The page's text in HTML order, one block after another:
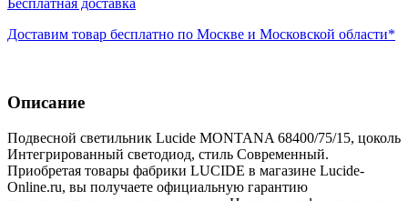
Бесплатная доставка
Доставим товар бесплатно по Москве и Московской области*
Описание
Подвесной светильник Lucide MONTANA 68400/75/15, цоколь
Интегрированный светодиод, стиль Современный.
Приобретая товары фабрики LUCIDE в магазине Lucide-
Online.ru, вы получаете официальную гарантию